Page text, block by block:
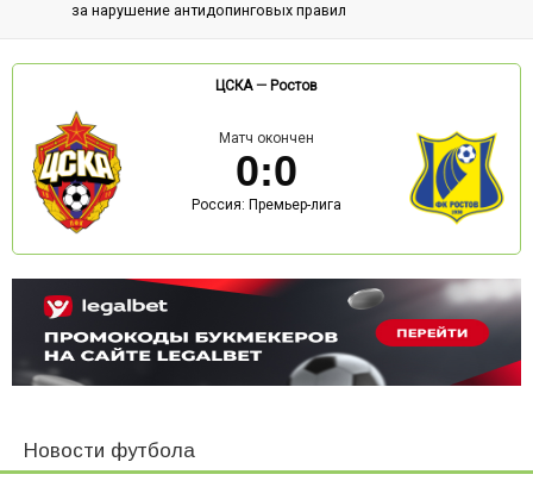
за нарушение антидопинговых правил
ЦСКА— Ростов
Матч окончен
0:0
Россия: Премьер-лига
Новости футбола